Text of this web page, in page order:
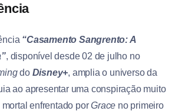
“Casamento Sangrento: A
, disponível desde 02 de julho no
do Disney+, amplia o universo da
ao apresentar uma conspiração muito
enfrentado porGrace no primeiro